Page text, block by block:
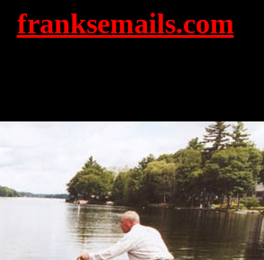
franksemails.com